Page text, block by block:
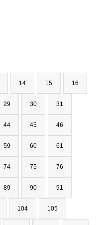
14 15 16
29 30 31
44 45 46
59 60 61
74 75 76
89 90 91
104 105